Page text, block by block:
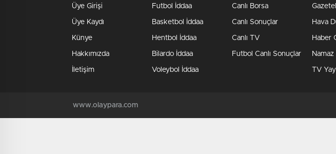
Üye Girişi
Üye Kaydı
Künye
Hakkımızda
İletişim
Futbol İddaa
Basketbol İddaa
Hentbol İddaa
Bilardo İddaa
Voleybol İddaa
Canlı Borsa
Canlı Sonuçlar
Canlı TV
Futbol Canlı Sonuçlar
Hava
Haber
TV
www.olaypara.com